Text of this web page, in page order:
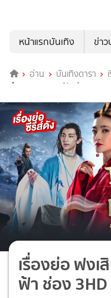
หน้าแรกบันเทิง
ข่า
อ่าน บันเทิงดารา
ตำนานเทพพิชิตฟ้า ช่อง 3HD
เรื่องย่อ ฟง
ฟ้า ช่อง 3HD